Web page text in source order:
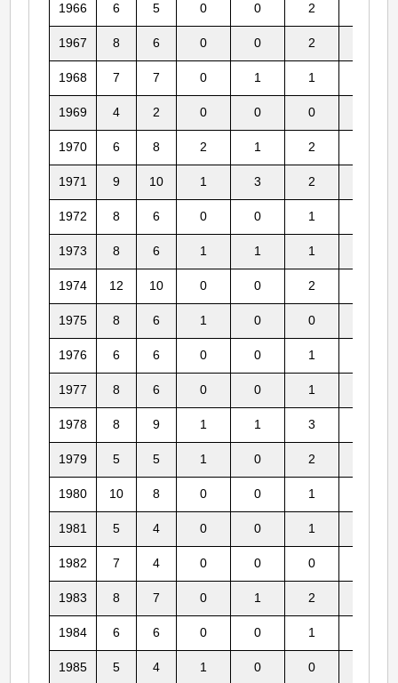
1966 6 5 0 0 2
1967 8 6 0 0 2
1968 7 7 0 1 1
1969 4 2 0 0 0
1970 6 8 2 1 2
1971 9 10 1 3 2
1972 8 6 0 0 1
1973 8 6 1 1 1
1974 12 10 0 0 2
1975 8 6 1 0 0
1976 6 6 0 0 1
1977 8 6 0 0 1
1978 8 9 1 1 3
1979 5 5 1 0 2
1980 10 8 0 0 1
1981 5 4 0 0 1
1982 7 4 0 0 0
1983 8 7 0 1 2
1984 6 6 0 0 1
1985 5 4 1 0 0